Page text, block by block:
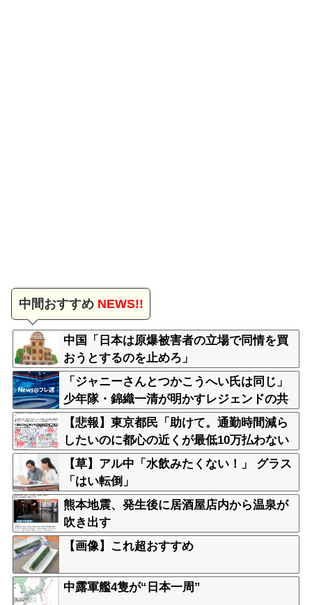
中間おすすめNEWS!!
中国「日本は原爆被害者の立場で同情を買
おうとするのを止めろ」
「ジャニーさんとつかこうへい氏は同じ」
少年隊・錦織一清が明かすレジェンドの共
通点と我流の演出論
【悲報】東京都民「助けて。通勤時間減ら
したいのに都心の近くが最低10万払わない
と住めないの」
【草】アル中「水飲みたくない！」 グラス
「はい転倒」
熊本地震、発生後に居酒屋店内から温泉が
吹き出す
【画像】これ超おすすめ
中露軍艦4隻が“日本一周”